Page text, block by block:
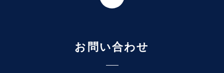
お問い合わせ